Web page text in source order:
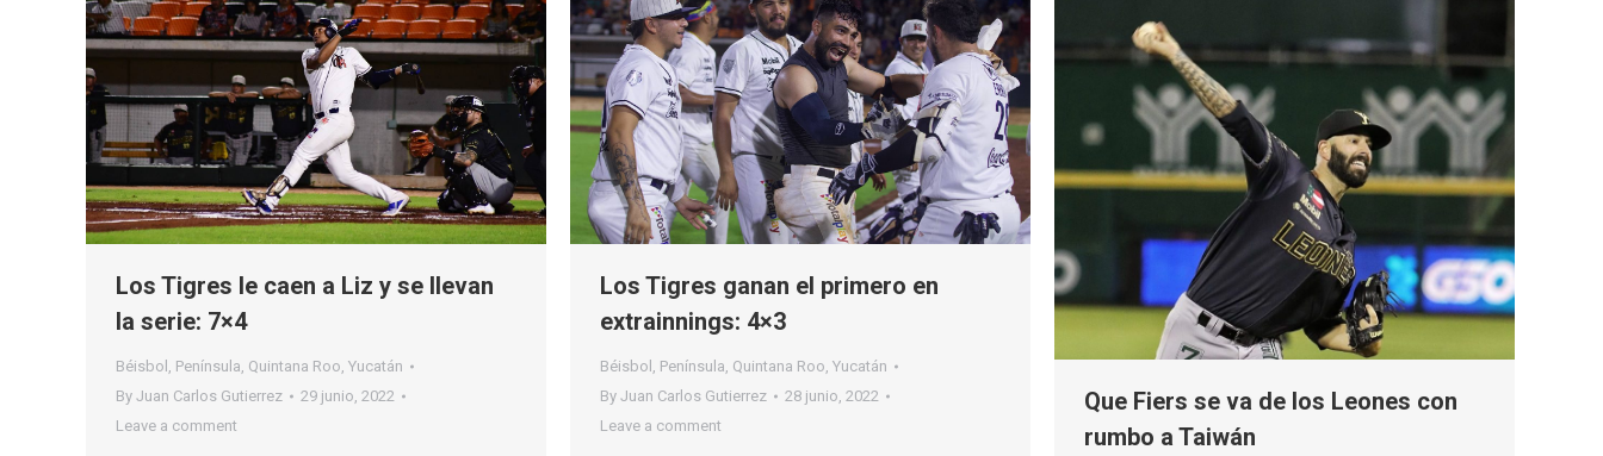
Los Tigres le caen a Liz y se llevan
la serie: 7×4
Béisbol , Península, Quintana Roo, Yucatán
By Juan Carlos Gutierrez
29 junio, 2022
Leave a comment
Los Tigres ganan el primero en
extrainnings: 4×3
Béisbol , Península, Quintana Roo, Yucatán
By Juan Carlos Gutierrez
28 junio, 2022
Leave a comment
Que Fiers se va de los Leones con
rumbo a Taiwán